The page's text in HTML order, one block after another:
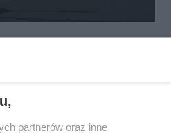
partnerów oraz inne